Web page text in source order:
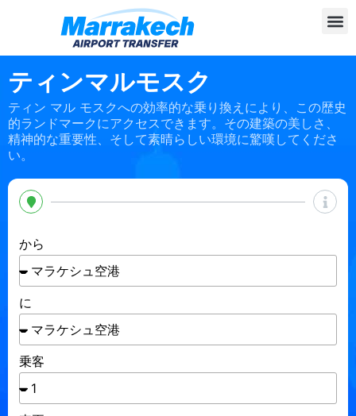
ティンマルモスク
ティン マル モスクへの効率的な乗り換えにより、この歴史
的ランドマークにアクセスできます。その建築の美しさ、
精神的な重要性、そして素晴らしい環境に驚嘆してくださ
い。
から
に
乗客